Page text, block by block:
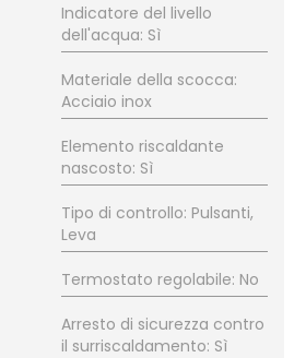
Indicatore del livello
dell'acqua: Sì
Materiale della scocca:
Acciaio inox
Elemento riscaldante
nascosto: Sì
Tipo di controllo: Pulsanti,
Leva
Termostato regolabile: No
Arresto di sicurezza contro
il surriscaldamento: Sì